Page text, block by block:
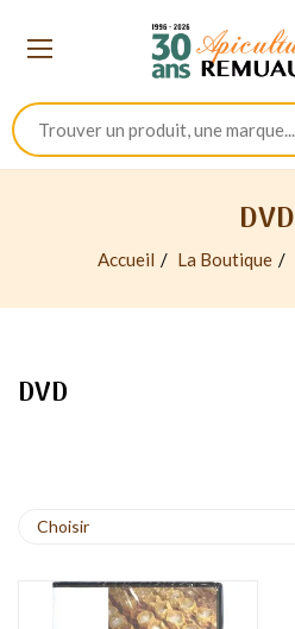
DVD
Accueil La Boutique
DVD
Choisir